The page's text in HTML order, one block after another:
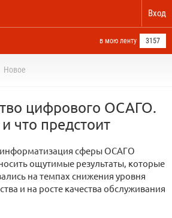
Вход
в мою ленту 3157
Новое
цифрового ОСАГО.
что предстоит
информатизация сферы ОСАГО
ощутимые результаты, которые
на темпах снижения уровня
и на росте качества обслуживания